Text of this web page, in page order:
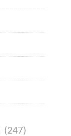
(247)